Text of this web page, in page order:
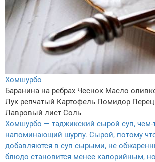
Хомшурбо
Баранина на ребрах Чеснок Масло
Лук репчатый Картофель Помидор
Лавровый лист Соль
Хомшурбо — таджикский сырой суп, чем-
напоминающий шурпу. Сырой, потому
добавляются в суп сырыми, не
блюдо становится менее калорийным,